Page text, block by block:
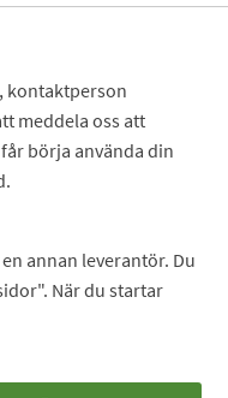
kontaktperson
meddela oss att
börja använda din
annan leverantör. Du
När du startar